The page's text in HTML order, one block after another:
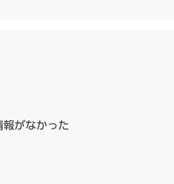
報がなかった